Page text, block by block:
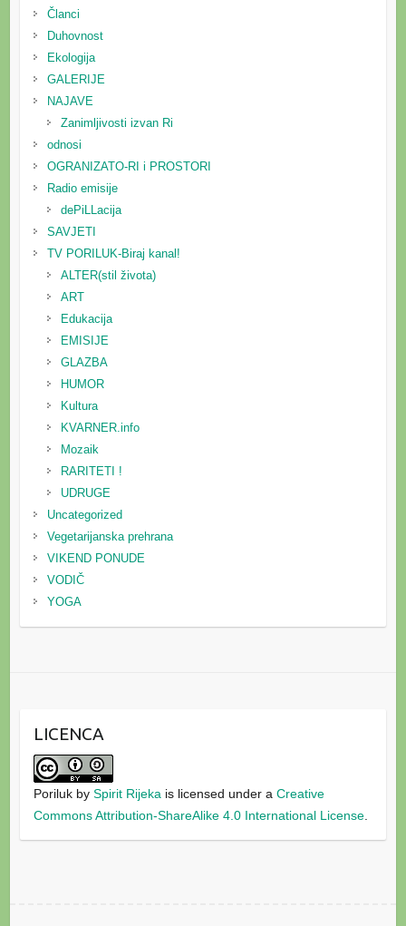
Članci
Duhovnost
Ekologija
GALERIJE
NAJAVE
Zanimljivosti izvan Ri
odnosi
OGRANIZATO-RI i PROSTORI
Radio emisije
dePiLLacija
SAVJETI
TV PORILUK-Biraj kanal!
ALTER(stil života)
ART
Edukacija
EMISIJE
GLAZBA
HUMOR
Kultura
KVARNER.info
Mozaik
RARITETI !
UDRUGE
Uncategorized
Vegetarijanska prehrana
VIKEND PONUDE
VODIČ
YOGA
LICENCA
Porilukby Spirit Rijeka is licensed under a Creative
Commons Attribution-ShareAlike 4.0 International License.